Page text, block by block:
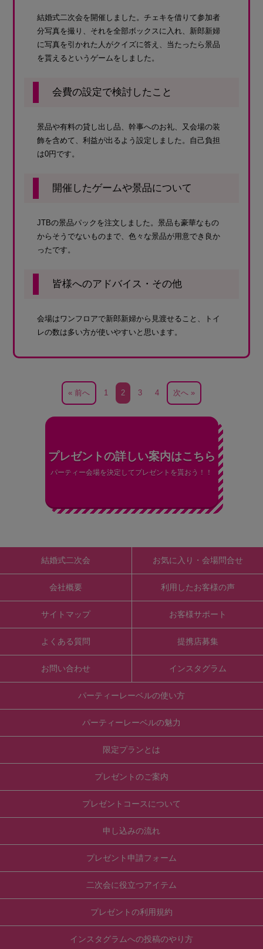
結婚式二次会を開催しました。チェキを借りて参加者
分写真を撮り、それを全部ボックスに入れ、新郎新婦
に写真を引かれた人がクイズに答え、当たったら景品
を貰えるというゲームをしました。
会費の設定で検討したこと
景品や有料の貸し出し品、幹事へのお礼、又会場の装
飾を含めて、利益が出るよう設定しました。自己負担
は0円です。
開催したゲームや景品について
JTBの景品パックを注文しました。景品も豪華なもの
からそうでないものまで、色々な景品が用意でき良か
ったです。
皆様へのアドバイス・その他
会場はワンフロアで新郎新婦から見渡せること、トイ
レの数は多い方が使いやすいと思います。
« 前へ 1 2 3 4 次へ »
プレゼントの詳しい案内はこちら
パーティー会場を決定してプレゼントを貰おう！！
結婚式二次会
会社概要
サイトマップ
よくある質問
お問い合わせ
お気に入り・会場問合せ
利用したお客様の声
お客様サポート
提携店募集
インスタグラム
パーティーレーベルの使い方
パーティーレーベルの魅力
限定プランとは
プレゼントのご案内
プレゼントコースについて
申し込みの流れ
プレゼント申請フォーム
二次会に役立つアイテム
プレゼントの利用規約
インスタグラムへの投稿のやり方